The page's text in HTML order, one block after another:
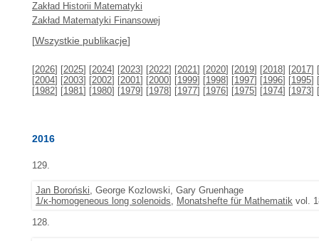
Zakład Historii Matematyki
Zakład Matematyki Finansowej
[Wszystkie publikacje]
[2026] [2025] [2024] [2023] [2022] [2021] [2020] [2019] [2018] [2017] [
[2004] [2003] [2002] [2001] [2000] [1999] [1998] [1997] [1996] [1995] [
[1982] [1981] [1980] [1979] [1978] [1977] [1976] [1975] [1974] [1973] [
2016
129.
Jan Boroński, George Kozlowski, Gary Gruenhage
1/κ-homogeneous long solenoids, Monatshefte für Mathematik vol.
128.